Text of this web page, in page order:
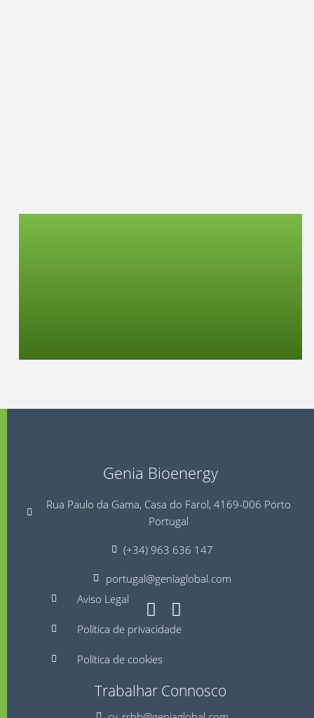
Genia Bioenergy
Rua Paulo da Gama, Casa do Farol, 4169-006 Porto
Portugal
(+34) 963 636 147
portugal@geniaglobal.com
Aviso Legal
Política de privacidade
Política de cookies
Trabalhar Connosco